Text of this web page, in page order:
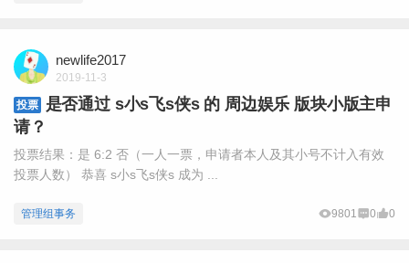
newlife2017
2019-11-3
投票
是否通过 s小s飞s侠s 的 周边娱乐 版块小版主申
请？
投票结果：是 6:2 否（一人一票，申请者本人及其小号不计入有效
投票人数） 恭喜 s小s飞s侠s 成为 ...
管理组事务 9801 0 0